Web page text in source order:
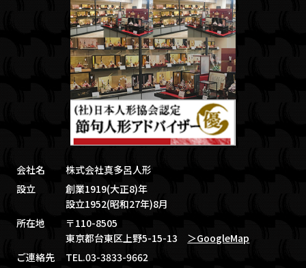
会社名
株式会社真多呂人形
設立
創業1919(大正8)年
設立1952(昭和27年)8月
所在地
〒110-8505
東京都台東区上野5-15-13 ＞GoogleMap
ご連絡先
TEL.03-3833-9662